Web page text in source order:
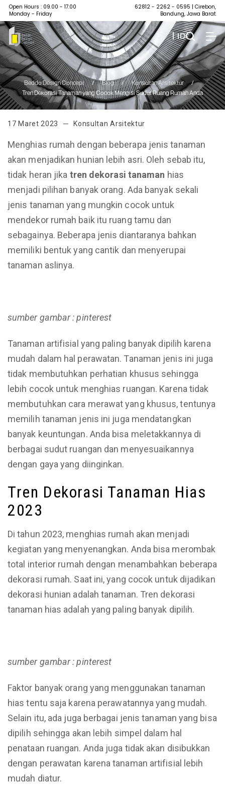
Open Hours : 09.00 - 17.00
Monday - Friday
62812 - 2262 - 0595 | Cirebon,
Bandung, Jawa Barat
| ID
Beddo Design Concept / Blog / Konsultan Arsitektur
/
Tren Dekorasi Tanaman yang Cocok Mengisi Sudut Ruang Rumah Anda
17 Maret 2023 Konsultan Arsitektur
Menghias rumah dengan beberapa jenis tanaman
akan menjadikan hunian lebih asri. Oleh sebab itu,
tidak heran jika tren dekorasi tanaman hias
menjadi pilihan banyak orang. Ada banyak sekali
jenis tanaman yang mungkin cocok untuk
mendekor rumah baik itu ruang tamu dan
sebagainya. Beberapa jenis diantaranya bahkan
memiliki bentuk yang cantik dan menyerupai
tanaman aslinya.
sumber gambar : pinterest
Tanaman artifisial yang paling banyak dipilih karena
mudah dalam hal perawatan. Tanaman jenis ini juga
tidak membutuhkan perhatian khusus sehingga
lebih cocok untuk menghias ruangan. Karena tidak
membutuhkan cara merawat yang khusus, tentunya
memilih tanaman jenis ini juga mendatangkan
banyak keuntungan. Anda bisa meletakkannya di
berbagai sudut ruangan dan menyesuaikannya
dengan gaya yang diinginkan.
Tren Dekorasi Tanaman Hias
2023
Di tahun 2023, menghias rumah akan menjadi
kegiatan yang menyenangkan. Anda bisa merombak
total interior rumah dengan menambahkan beberapa
dekorasi rumah. Saat ini, yang cocok untuk dijadikan
dekorasi hunian adalah tanaman. Tren dekorasi
tanaman hias adalah yang paling banyak dipilih.
sumber gambar : pinterest
Faktor banyak orang yang menggunakan tanaman
hias tentu saja karena perawatannya yang mudah.
Selain itu, ada juga berbagai jenis tanaman yang bisa
dipilih sehingga akan lebih simpel dalam hal
penataan ruangan. Anda juga tidak akan disibukkan
dengan perawatan karena tanaman artifisial lebih
mudah diatur.